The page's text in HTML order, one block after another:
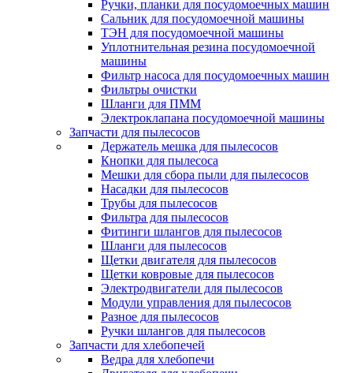
Ручки, планки для посудомоечных машин
Сальник для посудомоечной машины
ТЭН для посудомоечной машины
Уплотнительная резина посудомоечной
машины
Фильтр насоса для посудомоечных машин
Фильтры очистки
Шланги для ПММ
Электроклапана посудомоечной машины
Запчасти для пылесосов
Держатель мешка для пылесосов
Кнопки для пылесоса
Мешки для сбора пыли для пылесосов
Насадки для пылесосов
Трубы для пылесосов
Фильтра для пылесосов
Фитинги шлангов для пылесосов
Шланги для пылесосов
Щетки двигателя для пылесосов
Щетки ковровые для пылесосов
Электродвигатели для пылесосов
Модули управления для пылесосов
Разное для пылесосов
Ручки шлангов для пылесосов
Запчасти для хлебопечей
Ведра для хлебопечи